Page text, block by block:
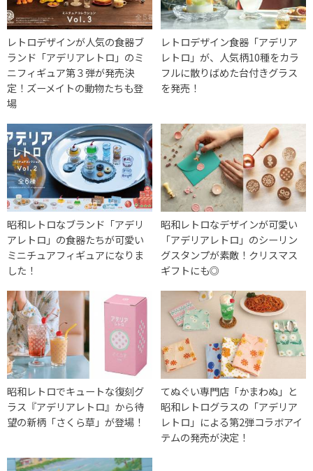
レトロデザインが人気の食器ブ
ランド「アデリアレトロ」のミ
ニフィギュア第３弾が発売決
定！ズーメイトの動物たちも登
場
レトロデザイン食器「アデリア
レトロ」が、人気柄10種をカラ
フルに散りばめた台付きグラス
を発売！
昭和レトロなブランド「アデリ
アレトロ」の食器たちが可愛い
ミニチュアフィギュアになりま
した！
昭和レトロなデザインが可愛い
「アデリアレトロ」のシーリン
グスタンプが素敵！クリスマス
ギフトにも◎
昭和レトロでキュートな復刻グ
ラス『アデリアレトロ』から待
望の新柄「さくら草」が登場！
てぬぐい専門店「かまわぬ」と
昭和レトログラスの「アデリア
レトロ」による第2弾コラボアイ
テムの発売が決定！